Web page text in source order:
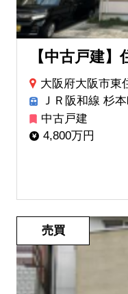
【中古戸建
大阪府大阪市東
ＪＲ阪和線 杉
中古戸建
4,800万円
売買